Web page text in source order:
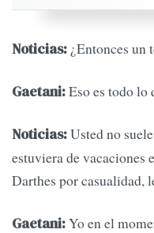
Noticias: ¿Entonces un
Gaetani:Eso es todo lo
Noticias:Usted no
estuviera de vacaciones
Darthes por casualidad,
Gaetani:Yo en el